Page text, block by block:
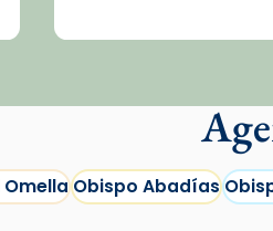
Obispo Abadías